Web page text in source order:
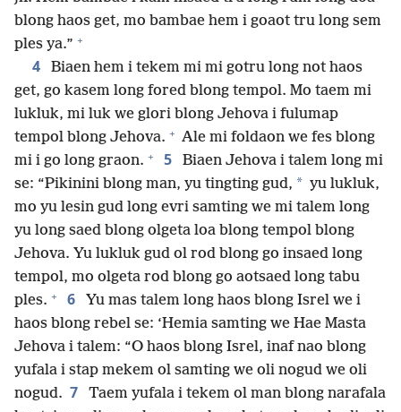
blong haos get, mo bambae hem i goaot tru long sem
ples ya.” +
4
Biaen hem i tekem mi mi gotru long not haos
get, go kasem long fored blong tempol. Mo taem mi
lukluk, mi luk we glori blong Jehova i fulumap
tempol blong Jehova. + Ale mi foldaon we fes blong
mi i go long graon. + 5
Biaen Jehova i talem long mi
se: “Pikinini blong man, yu tingting gud, * yu lukluk,
mo yu lesin gud long evri samting we mi talem long
yu long saed blong olgeta loa blong tempol blong
Jehova. Yu lukluk gud ol rod blong go insaed long
tempol, mo olgeta rod blong go aotsaed long tabu
ples. + 6
Yu mas talem long haos blong Isrel we i
haos blong rebel se: ‘Hemia samting we Hae Masta
Jehova i talem: “O haos blong Isrel, inaf nao blong
yufala i stap mekem ol samting we oli nogud we oli
nogud. 7
Taem yufala i tekem ol man blong narafala